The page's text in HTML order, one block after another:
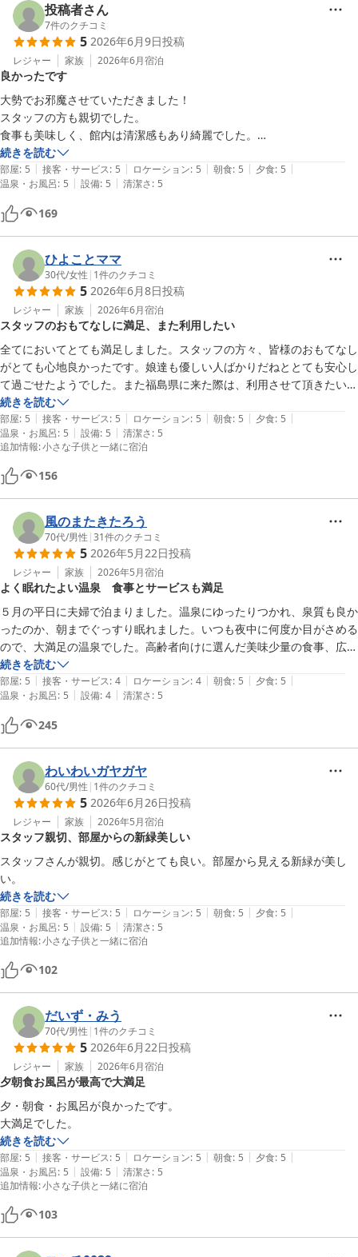
投稿者さん
7件のクチコミ
5 2026年6月9日投稿
レジャー 家族 2026年6月宿泊
良かったです
大勢でお邪魔させていただきました！
スタッフの方も親切でした。
食事も美味しく、館内は清潔感もあり綺麗でした。
小さい子もいたのでうるさくしてスミマセンでした。
露天風呂付の部屋は広くてよかったです。
続きを読む
部屋: 5 | 接客・サービス: 5 | ロケーション: 5 | 朝食: 5 | 夕食: 5 |
温泉・お風呂: 5 | 設備: 5 | 清潔さ: 5
169
ひよことママ
30代/女性 | 1件のクチコミ
5 2026年6月8日投稿
レジャー 家族 2026年6月宿泊
スタッフのおもてなしに満足、また利用したい
全てにおいてとても満足しました。スタッフの方々、皆様のおもてなし
がとても心地良かったです。娘達も優しい人ばかりだねととても安心し
て過ごせたようでした。また福島県に来た際は、利用させて頂きたいで
す。ありがとうございました。
続きを読む
部屋: 5 | 接客・サービス: 5 | ロケーション: 5 | 朝食: 5 | 夕食: 5 |
温泉・お風呂: 5 | 設備: 5 | 清潔さ: 5
追加情報:小さな子供と一緒に宿泊
156
風のまたきたろう
70代/男性 |31件のクチコミ
5 2026年5月22日投稿
レジャー 家族 2026年5月宿泊
よく眠れたよい温泉 食事とサービスも満足
５月の平日に夫婦で泊まりました。温泉にゆったりつかれ、泉質も良か
ったのか、朝までぐっすり眠れました。いつも夜中に何度か目がさめる
ので、大満足の温泉でした。高齢者向けに選んだ美味少量の食事、広々
とした部屋、ロビーのドリンクサービスも良かったですよ。スタッフも
いろいろ気遣いしてくれ、良い宿でした。
続きを読む
部屋: 5 | 接客・サービス: 4 | ロケーション: 4 | 朝食: 5 | 夕食: 5 |
温泉・お風呂: 5 | 設備: 4 | 清潔さ: 5
245
わいわいガヤガヤ
60代/男性 | 1件のクチコミ
5 2026年6月26日投稿
レジャー 家族 2026年5月宿泊
スタッフ親切、部屋からの新緑美しい
スタッフさんが親切。感じがとても良い。部屋から見える新緑が美し
い。
続きを読む
部屋: 5 | 接客・サービス: 5 | ロケーション: 5 | 朝食: 5 | 夕食: 5 |
温泉・お風呂: 5 | 設備: 5 | 清潔さ: 5
追加情報:小さな子供と一緒に宿泊
102
だいず・みう
70代/男性 | 1件のクチコミ
5 2026年6月22日投稿
レジャー 家族 2026年6月宿泊
夕朝食お風呂が最高で大満足
夕・朝食・お風呂が良かったです。
大満足でした。
続きを読む
部屋: 5 | 接客・サービス: 5 | ロケーション: 5 | 朝食: 5 | 夕食: 5 |
温泉・お風呂: 5 | 設備: 5 | 清潔さ: 5
追加情報:小さな子供と一緒に宿泊
103